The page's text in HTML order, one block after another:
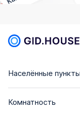
Населённые
Комнатность